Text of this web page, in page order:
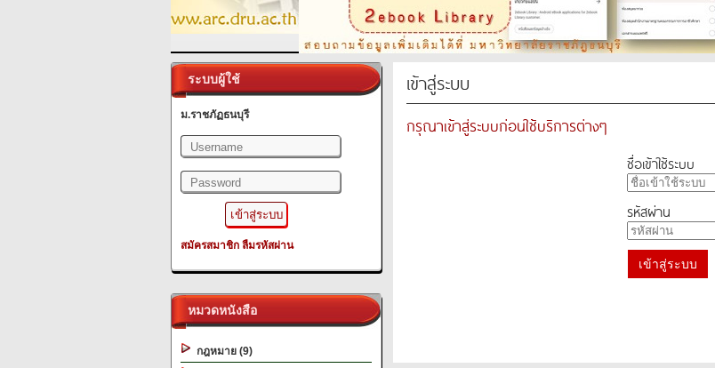
ระบบผู้ใช้
ม.ราชภัฏธนบุรี
สมัครสมาชิก ลืมรหัสผ่าน
หมวดหนังสือ
กฎหมาย (9)
เข้าสู่ระบบ
กรุณาเข้าสู่ระบบก่อนใช้บริการต่างๆ
ชื่อเข้าใช้ระบบ
รหัสผ่าน